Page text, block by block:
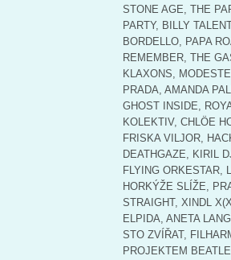
STONE AGE, THE
PARTY, BILLY
BORDELLO, PAPA
REMEMBER, THE
KLAXONS,
PRADA, AMANDA
GHOST INSIDE,
KOLEKTIV, CHLÖE
FRISKA VILJOR,
DEATHGAZE, KIRIL
FLYING ORKESTAR,
HORKÝŽE SLÍŽE,
STRAIGHT, XINDL
ELPIDA, ANETA
STO ZVÍŘAT,
PROJEKTEM